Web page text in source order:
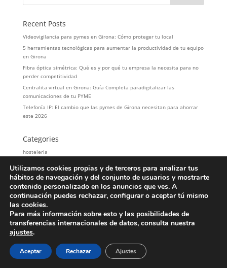
Recent Posts
Videovigilancia para pymes en Girona: Cómo proteger tu local
5 herramientas tecnológicas para aumentar la productividad de tu equipo
en Girona
Fibra óptica simétrica: Qué es y por qué tu empresa la necesita para no
perder competitividad
Centralita virtual en Girona: Guía Completa paradigitalizar las
comunicaciones de tu PYME
Telefonía IP: El cambio que las pymes de Girona necesitan para ahorrar
este 2026
Categories
hosteleria
Servicios
Telefonía
Aviso Legal
|Política de Privacidad| Política de Cookies
Utilizamos cookies propias y de terceros para analizar tus
hábitos de navegación y del conjunto de usuarios y mostrarte
contenido personalizado en los anuncios que ves. A
continuación puedes rechazar, configurar o aceptar tú mismo
las cookies.
Para más información sobre esto y las posibilidades de
transferencias internacionales de datos, consulta nuestra
ajustes.
Aceptar Rechazar Ajustes